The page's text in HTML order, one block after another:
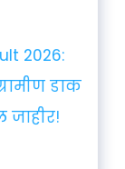
2026:
डाक
जाहीर!